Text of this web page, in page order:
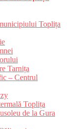
Toplița
Tarnița
– Centrul
Toplița
de la Gura